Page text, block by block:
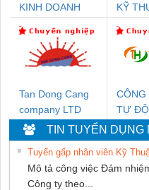
KINH DOANH
PHƯƠNG NAM
KỸ
NAM
Tan Dong Cang
company LTD
CÔNG
TỰ
HƯNG
TIN TUYỂN DỤNG
Tuyển gấp nhân viên Kỹ
Mô tả công việc Đảm
Công ty theo...